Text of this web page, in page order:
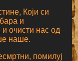
Који си
и
очисти нас од
наше.
помилуј